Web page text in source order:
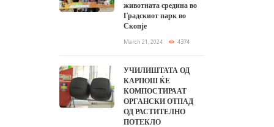
животната средина во
Градскиот парк во
Скопје
March 21, 2024 4374
УЧИЛИШТАТА ОД
КАРПОШ ЌЕ
КОМПОСТИРААТ
ОРГАНСКИ ОТПАД
ОД РАСТИТЕЛНО
ПОТЕКЛО